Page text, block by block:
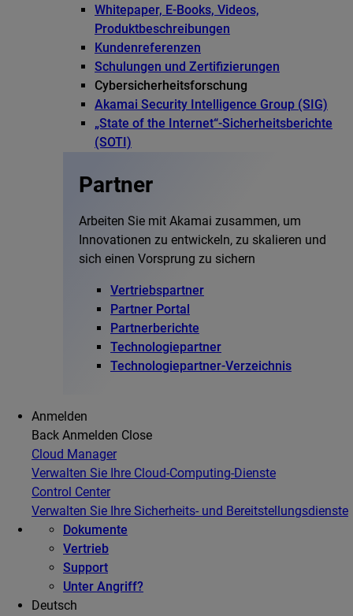
Whitepaper, E-Books, Videos,
Produktbeschreibungen
Kundenreferenzen
Schulungen und Zertifizierungen
Cybersicherheitsforschung
Akamai Security Intelligence Group (SIG)
„State of the Internet“-Sicherheitsberichte
(SOTI)
Partner
Arbeiten Sie mit Akamai zusammen, um
Innovationen zu entwickeln, zu skalieren und
sich einen Vorsprung zu sichern
Vertriebspartner
Partner Portal
Partnerberichte
Technologiepartner
Technologiepartner-Verzeichnis
Anmelden
Back Anmelden Close
Cloud Manager
Verwalten Sie Ihre Cloud-Computing-Dienste
Control Center
Verwalten Sie Ihre Sicherheits- und Bereitstellungsdienste
Dokumente
Vertrieb
Support
Unter Angriff?
Deutsch